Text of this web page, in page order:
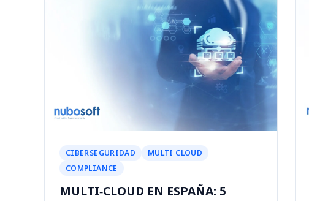
CIBERSEGURIDAD
MULTI CLOUD
COMPLIANCE
MULTI‑CLOUD EN ESPAÑA: 5